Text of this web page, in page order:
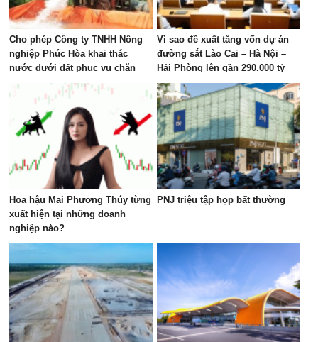
Cho phép Công ty TNHH Nông
nghiệp Phúc Hòa khai thác
nước dưới đất phục vụ chăn
nuôi tập trung tại xã Phúc Lộc
Vì sao đề xuất tăng vốn dự án
đường sắt Lào Cai – Hà Nội –
Hải Phòng lên gần 290.000 tỷ
đồng?
Hoa hậu Mai Phương Thúy từng
xuất hiện tại những doanh
nghiệp nào?
PNJ triệu tập họp bất thường